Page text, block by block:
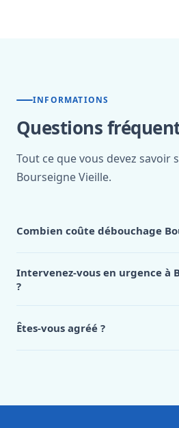
INFORMATIONS
Questions
Tout ce que vous devez savoir
Bourseigne Vieille.
Combien coûte débouchage
Bourseigne Vieille, appelez le 0472
Intervenez-vous en urgence à
?
Êtes-vous agréé ?